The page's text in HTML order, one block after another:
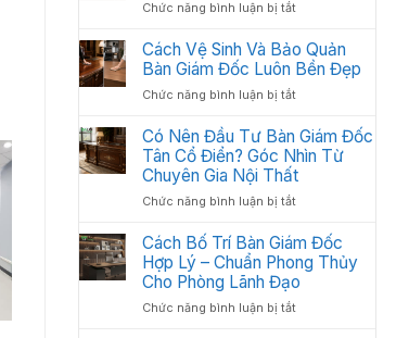
Kế
Công
Nội
Tối
Ưu
Năm
2026
Chức năng bình luận bị tắtở
Xử
Lý
Bàn
Giám
Bị
Trầy
Xước
Quả
Cách Vệ Sinh Và Bảo Quản
Bàn Giám Đốc Luôn Bền Đẹp
Chức năng bình luận bị tắtở
Vệ
Sinh
Và
Bảo
Quản
Giám
Đốc
Luôn
Đẹp
Có Nên Đầu Tư Bàn Giám Đốc
Tân Cổ Điển? Góc Nhìn Từ
Chuyên Gia Nội Thất
Chức năng bình luận bị tắtở
Nên
Đầu
Tư
Bàn
Giám
Cách Bố Trí Bàn Giám Đốc
Hợp Lý – Chuẩn Phong Thủy
Cho Phòng Lãnh Đạo
Chức năng bình luận bị tắtở